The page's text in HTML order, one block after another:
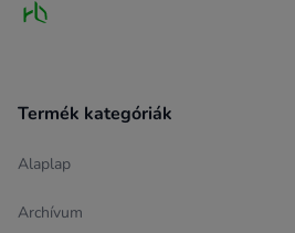
Termék kategóriák
Alaplap
Archívum